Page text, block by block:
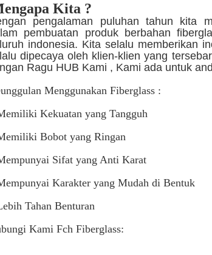
Kita ?
pengalaman puluhan tahun kita
pembuatan produk berbahan
indonesia. Kita selalu memberikan
dipecaya oleh klien-klien yang
Ragu HUB Kami , Kami ada untuk
Menggunakan Fiberglass :
Kekuatan yang Tangguh
Bobot yang Ringan
Sifat yang Anti Karat
Karakter yang Mudah di Bentuk
Tahan Benturan
Kami Fch Fiberglass: